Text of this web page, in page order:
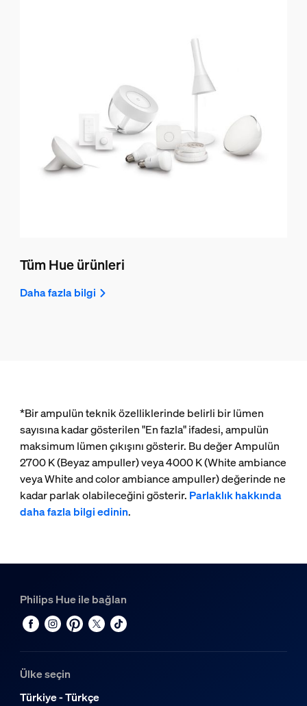
Tüm Hue ürünleri
Daha fazla bilgi
*Bir ampulün teknik özelliklerinde belirli bir lümen
sayısına kadar gösterilen "En fazla" ifadesi, ampulün
maksimum lümen çıkışını gösterir. Bu değer Ampulün
2700 K (Beyaz ampuller) veya 4000 K (White ambiance
veya White and color ambiance ampuller) değerinde ne
kadar parlak olabileceğini gösterir. Parlaklık hakkında
daha fazla bilgi edinin.
Philips Hue ile bağlan
Ülke seçin
Türkiye - Türkçe